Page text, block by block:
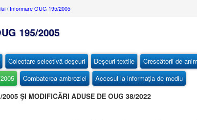
/ Informare OUG 195/2005
195/2005
Colectare selectivă deşeuri Deșeuri textile Crescătorii de
Combaterea ambroziei Accesul la informaţia de mediu
ŞI MODIFICĂRI ADUSE DE OUG 38/2022